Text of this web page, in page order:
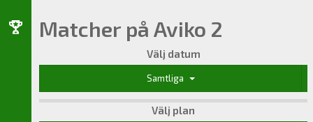
Matcher på Aviko 2
Välj datum
Samtliga
Välj plan